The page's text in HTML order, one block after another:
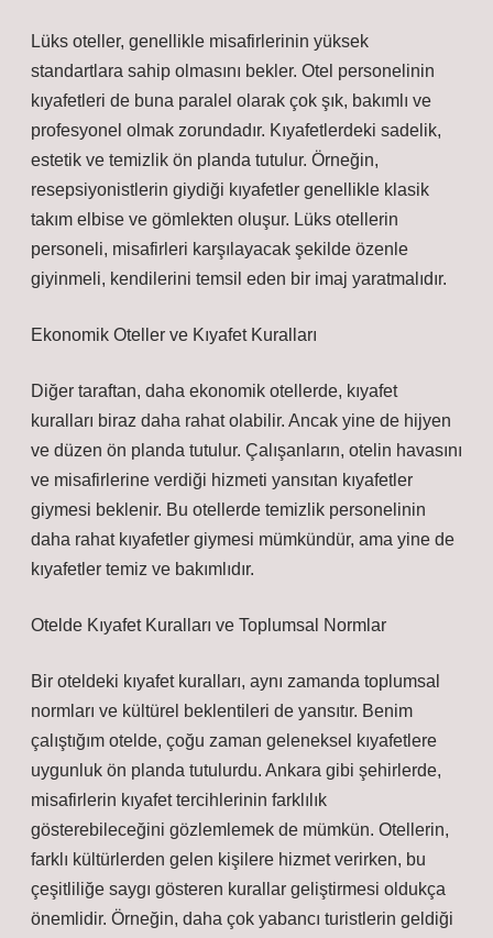
Lüks oteller, genellikle misafirlerinin yüksek
standartlara sahip olmasını bekler. Otel personelinin
kıyafetleri de buna paralel olarak çok şık, bakımlı ve
profesyonel olmak zorundadır. Kıyafetlerdeki sadelik,
estetik ve temizlik ön planda tutulur. Örneğin,
resepsiyonistlerin giydiği kıyafetler genellikle klasik
takım elbise ve gömlekten oluşur. Lüks otellerin
personeli, misafirleri karşılayacak şekilde özenle
giyinmeli, kendilerini temsil eden bir imaj yaratmalıdır.
Ekonomik Oteller ve Kıyafet Kuralları
Diğer taraftan, daha ekonomik otellerde, kıyafet
kuralları biraz daha rahat olabilir. Ancak yine de hijyen
ve düzen ön planda tutulur. Çalışanların, otelin havasını
ve misafirlerine verdiği hizmeti yansıtan kıyafetler
giymesi beklenir. Bu otellerde temizlik personelinin
daha rahat kıyafetler giymesi mümkündür, ama yine de
kıyafetler temiz ve bakımlıdır.
Otelde Kıyafet Kuralları ve Toplumsal Normlar
Bir oteldeki kıyafet kuralları, aynı zamanda toplumsal
normları ve kültürel beklentileri de yansıtır. Benim
çalıştığım otelde, çoğu zaman geleneksel kıyafetlere
uygunluk ön planda tutulurdu. Ankara gibi şehirlerde,
misafirlerin kıyafet tercihlerinin farklılık
gösterebileceğini gözlemlemek de mümkün. Otellerin,
farklı kültürlerden gelen kişilere hizmet verirken, bu
çeşitliliğe saygı gösteren kurallar geliştirmesi oldukça
önemlidir. Örneğin, daha çok yabancı turistlerin geldiği